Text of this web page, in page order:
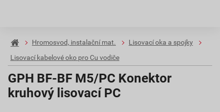
Hromosvod, instalační mat.
Lisovací oka a spojky
Lisovací kabelové oko pro Cu vodiče
GPH BF-BF M5/PC Konektor
kruhový lisovací PC